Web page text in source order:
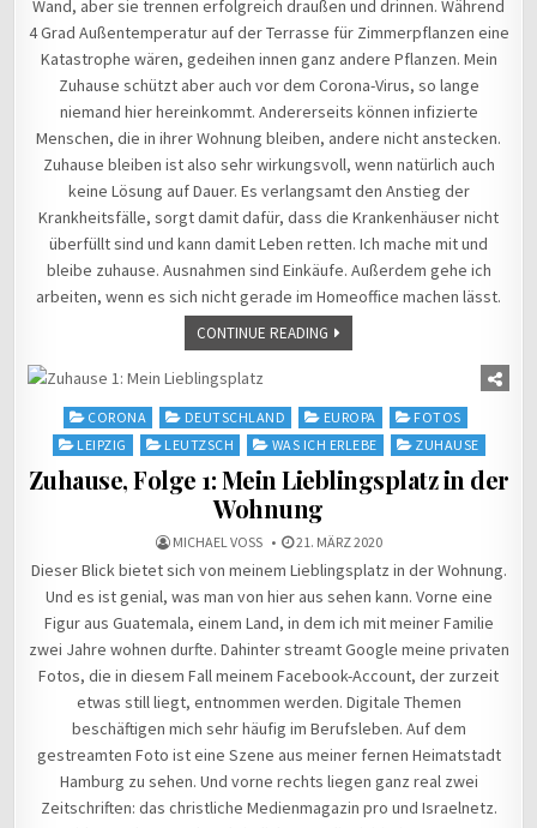
Wand, aber sie trennen erfolgreich draußen und drinnen. Während
4 Grad Außentemperatur auf der Terrasse für Zimmerpflanzen eine
Katastrophe wären, gedeihen innen ganz andere Pflanzen. Mein
Zuhause schützt aber auch vor dem Corona-Virus, so lange
niemand hier hereinkommt. Andererseits können infizierte
Menschen, die in ihrer Wohnung bleiben, andere nicht anstecken.
Zuhause bleiben ist also sehr wirkungsvoll, wenn natürlich auch
keine Lösung auf Dauer. Es verlangsamt den Anstieg der
Krankheitsfälle, sorgt damit dafür, dass die Krankenhäuser nicht
überfüllt sind und kann damit Leben retten. Ich mache mit und
bleibe zuhause. Ausnahmen sind Einkäufe. Außerdem gehe ich
arbeiten, wenn es sich nicht gerade im Homeoffice machen lässt.
CONTINUE READING
Posted
in
CORONA DEUTSCHLAND EUROPA
FOTOS
LEIPZIG
LEUTZSCH WAS ICH ERLEBE ZUHAUSE
Zuhause, Folge 1: Mein Lieblingsplatz in der
Wohnung
MICHAEL VOSS 21. MÄRZ 2020
Dieser Blick bietet sich von meinem Lieblingsplatz in der Wohnung.
Und es ist genial, was man von hier aus sehen kann. Vorne eine
Figur aus Guatemala, einem Land, in dem ich mit meiner Familie
zwei Jahre wohnen durfte. Dahinter streamt Google meine privaten
Fotos, die in diesem Fall meinem Facebook-Account, der zurzeit
etwas still liegt, entnommen werden. Digitale Themen
beschäftigen mich sehr häufig im Berufsleben. Auf dem
gestreamten Foto ist eine Szene aus meiner fernen Heimatstadt
Hamburg zu sehen. Und vorne rechts liegen ganz real zwei
Zeitschriften: das christliche Medienmagazin pro und Israelnetz.